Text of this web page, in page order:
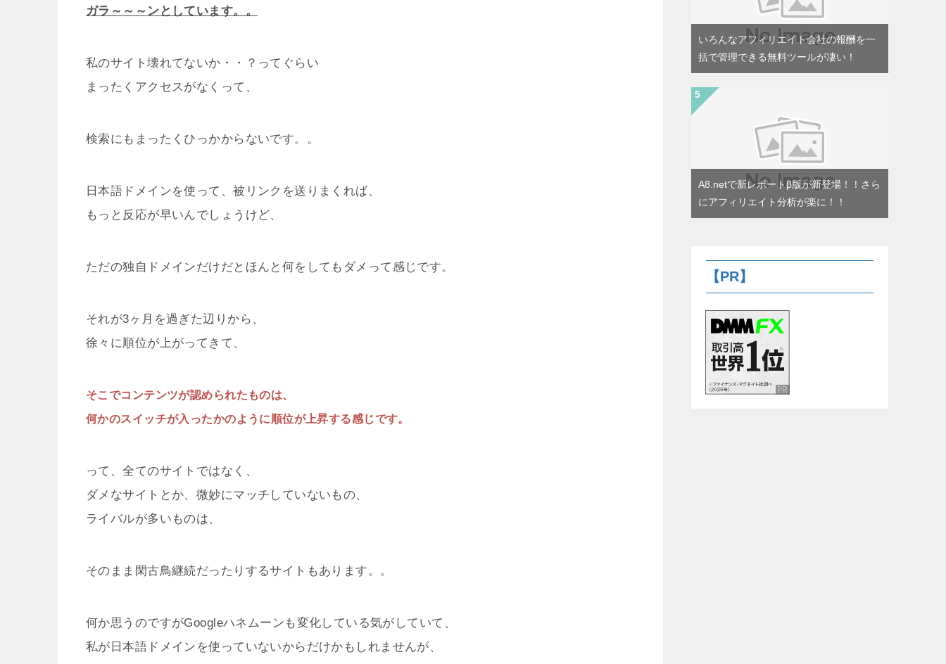
ガラ～～～ンとしています。。
私のサイト壊れてないか・・？ってぐらい
まったくアクセスがなくって、
検索にもまったくひっかからないです。。
日本語ドメインを使って、被リンクを送りまくれば、
もっと反応が早いんでしょうけど、
ただの独自ドメインだけだとほんと何をしてもダメって感じです。
それが3ヶ月を過ぎた辺りから、
徐々に順位が上がってきて、
そこでコンテンツが認められたものは、
何かのスイッチが入ったかのように順位が上昇する感じです。
って、全てのサイトではなく、
ダメなサイトとか、微妙にマッチしていないもの、
ライバルが多いものは、
そのまま閑古鳥継続だったりするサイトもあります。。
何か思うのですがGoogleハネムーンも変化している気がしていて、
私が日本語ドメインを使っていないからだけかもしれませんが、
いろんなアフィリエイト会社の報酬を一
括で管理できる無料ツールが凄い！
A8.netで新レポートβ版が新登場！！さら
にアフィリエイト分析が楽に！！
【PR】